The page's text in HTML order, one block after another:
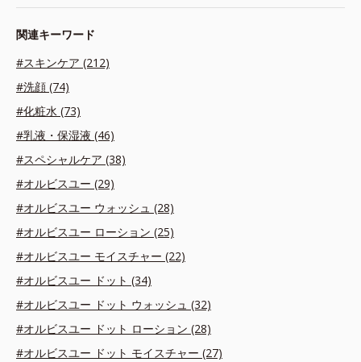
関連キーワード
#スキンケア (212)
#洗顔 (74)
#化粧水 (73)
#乳液・保湿液 (46)
#スペシャルケア (38)
#オルビスユー (29)
#オルビスユー ウォッシュ (28)
#オルビスユー ローション (25)
#オルビスユー モイスチャー (22)
#オルビスユー ドット (34)
#オルビスユー ドット ウォッシュ (32)
#オルビスユー ドット ローション (28)
#オルビスユー ドット モイスチャー (27)